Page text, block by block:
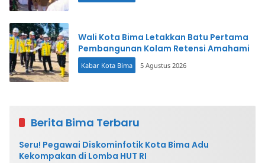
Wali Kota Bima Letakkan Batu Pertama
Pembangunan Kolam Retensi Amahami
Kabar Kota Bima 5 Agustus 2026
Berita Bima Terbaru
Seru! Pegawai Diskominfotik Kota Bima Adu
Kekompakan di Lomba HUT RI